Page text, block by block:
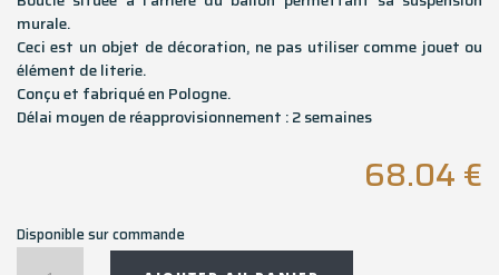
murale.
Ceci est un objet de décoration, ne pas utiliser comme jouet ou
élément de literie.
Conçu et fabriqué en Pologne.
Délai moyen de réapprovisionnement : 2 semaines
68.04 €
Disponible sur commande